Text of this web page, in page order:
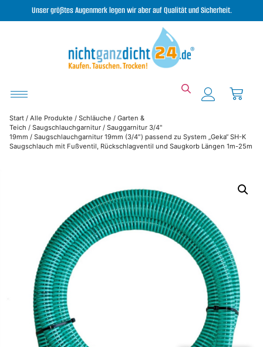
Unser größtes Augenmerk legen wir aber auf Qualität und Sicherheit.
Start / Alle Produkte / Schläuche / Garten &
Teich / Saugschlauchgarnitur / Sauggarnitur 3/4"
19mm / Saugschlauchgarnitur 19mm (3/4″) passend zu System „Geka“ SH-K
Saugschlauch mit Fußventil, Rückschlagventil und Saugkorb Längen 1m-25m